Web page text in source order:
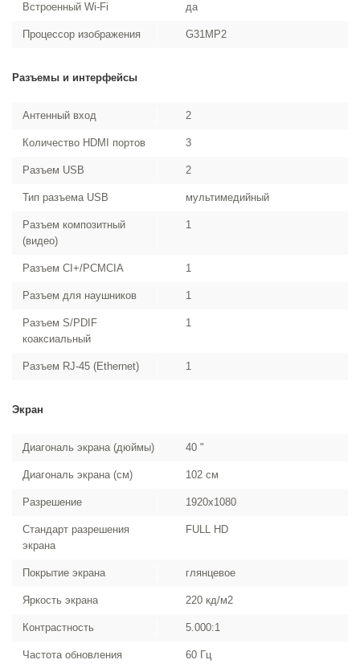
Встроенный Wi-Fi да
Процессор изображения G31MP2
Разъемы и интерфейсы
Антенный вход 2
Количество HDMI портов 3
Разъем USB 2
Тип разъема USB мультимедийный
Разъем композитный
(видео)
1
Разъем CI+/PCMCIA 1
Разъем для наушников 1
Разъем S/PDIF
коаксиальный
1
Разъем RJ-45 (Ethernet) 1
Экран
Диагональ экрана (дюймы) 40 "
Диагональ экрана (см) 102 см
Разрешение 1920x1080
Стандарт разрешения
экрана
FULL HD
Покрытие экрана глянцевое
Яркость экрана 220 кд/м2
Контрастность 5.000:1
Частота обновления 60 Гц